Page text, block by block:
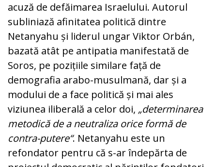
acuză de defăimarea Israelului. Autorul
subliniază afinitatea politică dintre
Netanyahu și liderul ungar Viktor Orbán,
bazată atât pe antipatia manifestată de
Soros, pe pozițiile similare față de
demografia arabo-musulmană, dar și a
modului de a face politică și mai ales
viziunea iliberală a celor doi, „determinarea
metodică de a neutraliza orice formă de
contra-putere“. Netanyahu este un
refondator pentru că s-ar îndepărta de